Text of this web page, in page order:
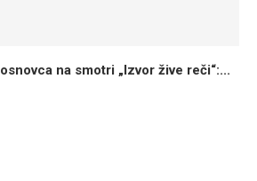
na smotri „Izvor žive reči“:...